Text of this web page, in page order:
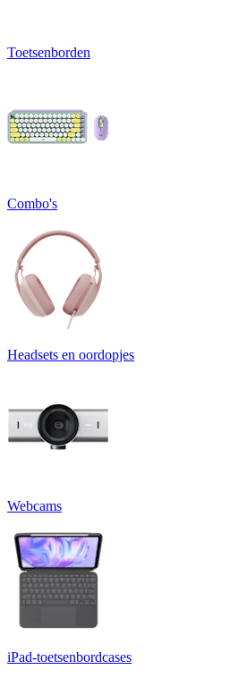
Toetsenborden
Combo's
Headsets en oordopjes
Webcams
iPad-toetsenbordcases